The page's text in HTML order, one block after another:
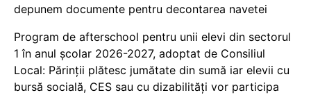
depunem documente pentru decontarea navetei
Program de afterschool pentru unii elevi din sectorul
1 în anul școlar 2026-2027, adoptat de Consiliul
Local: Părinții plătesc jumătate din sumă iar elevii cu
bursă socială, CES sau cu dizabilităţi vor participa